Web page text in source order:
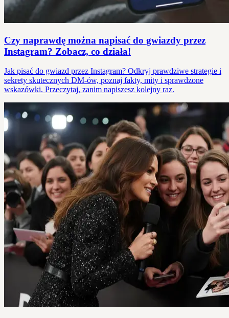
Czy naprawdę można napisać do gwiazdy przez
Instagram? Zobacz, co działa!
Jak pisać do gwiazd przez Instagram? Odkryj prawdziwe strategie i
sekrety skutecznych DM-ów, poznaj fakty, mity i sprawdzone
wskazówki. Przeczytaj, zanim napiszesz kolejny raz.